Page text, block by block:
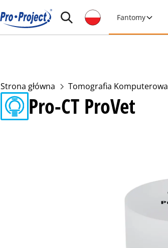
Fantomy
Strona główna Tomografia Komputerowa
Pro-CT ProVet